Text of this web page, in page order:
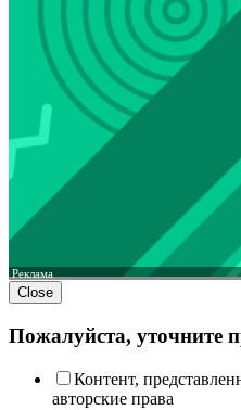
Реклама
Close
Пожалуйста, уточните
Контент,
авторские права